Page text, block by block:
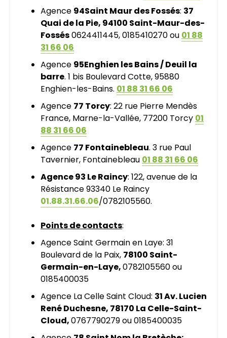
Agence 94Saint Maur des Fossés: 37
Quai de la Pie, 94100 Saint-Maur-des-
Fossés0624411445, 0185410270 ou 01 88
31 66 06
Agence 95Enghien les Bains / Deuil la
barre. 1 bis Boulevard Cotte, 95880
Enghien-les-Bains. 01 88 31 66 06
Agence 77 Torcy: 22 rue Pierre Mendès
France, Marne-la-Vallée, 77200 Torcy 01
88 31 66 06
Agence 77 Fontainebleau. 3 rue Paul
Tavernier, Fontainebleau 01 88 31 66 06
Agence 93 Le Raincy: 122, avenue de la
Résistance 93340 Le Raincy
01.88.31.66.06/0782105560.
Points de contacts:
Agence Saint Germain en Laye: 31
Boulevard de la Paix, 78100 Saint-
Germain-en-Laye,0782105560 ou
0185400035
Agence La Celle Saint Cloud: 31 Av. Lucien
René Duchesne, 78170 La Celle-Saint-
Cloud,0767790279 ou 0185400035